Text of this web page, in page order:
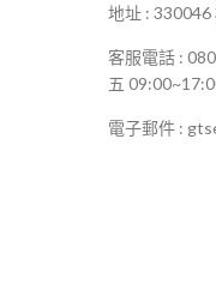
地址 :
客服電話 :
五
電子郵件 :